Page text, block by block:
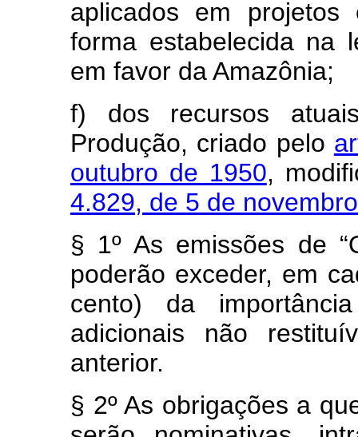
aplicados em
forma estabelecida na
em favor da Amazônia;
f) dos recursos
Produção, criado pelo
outubro de 1950,
4.829, de 5 de
§ 1º As emissões de
poderão exceder, em
cento) da
adicionais não
anterior.
§ 2º As obrigações a